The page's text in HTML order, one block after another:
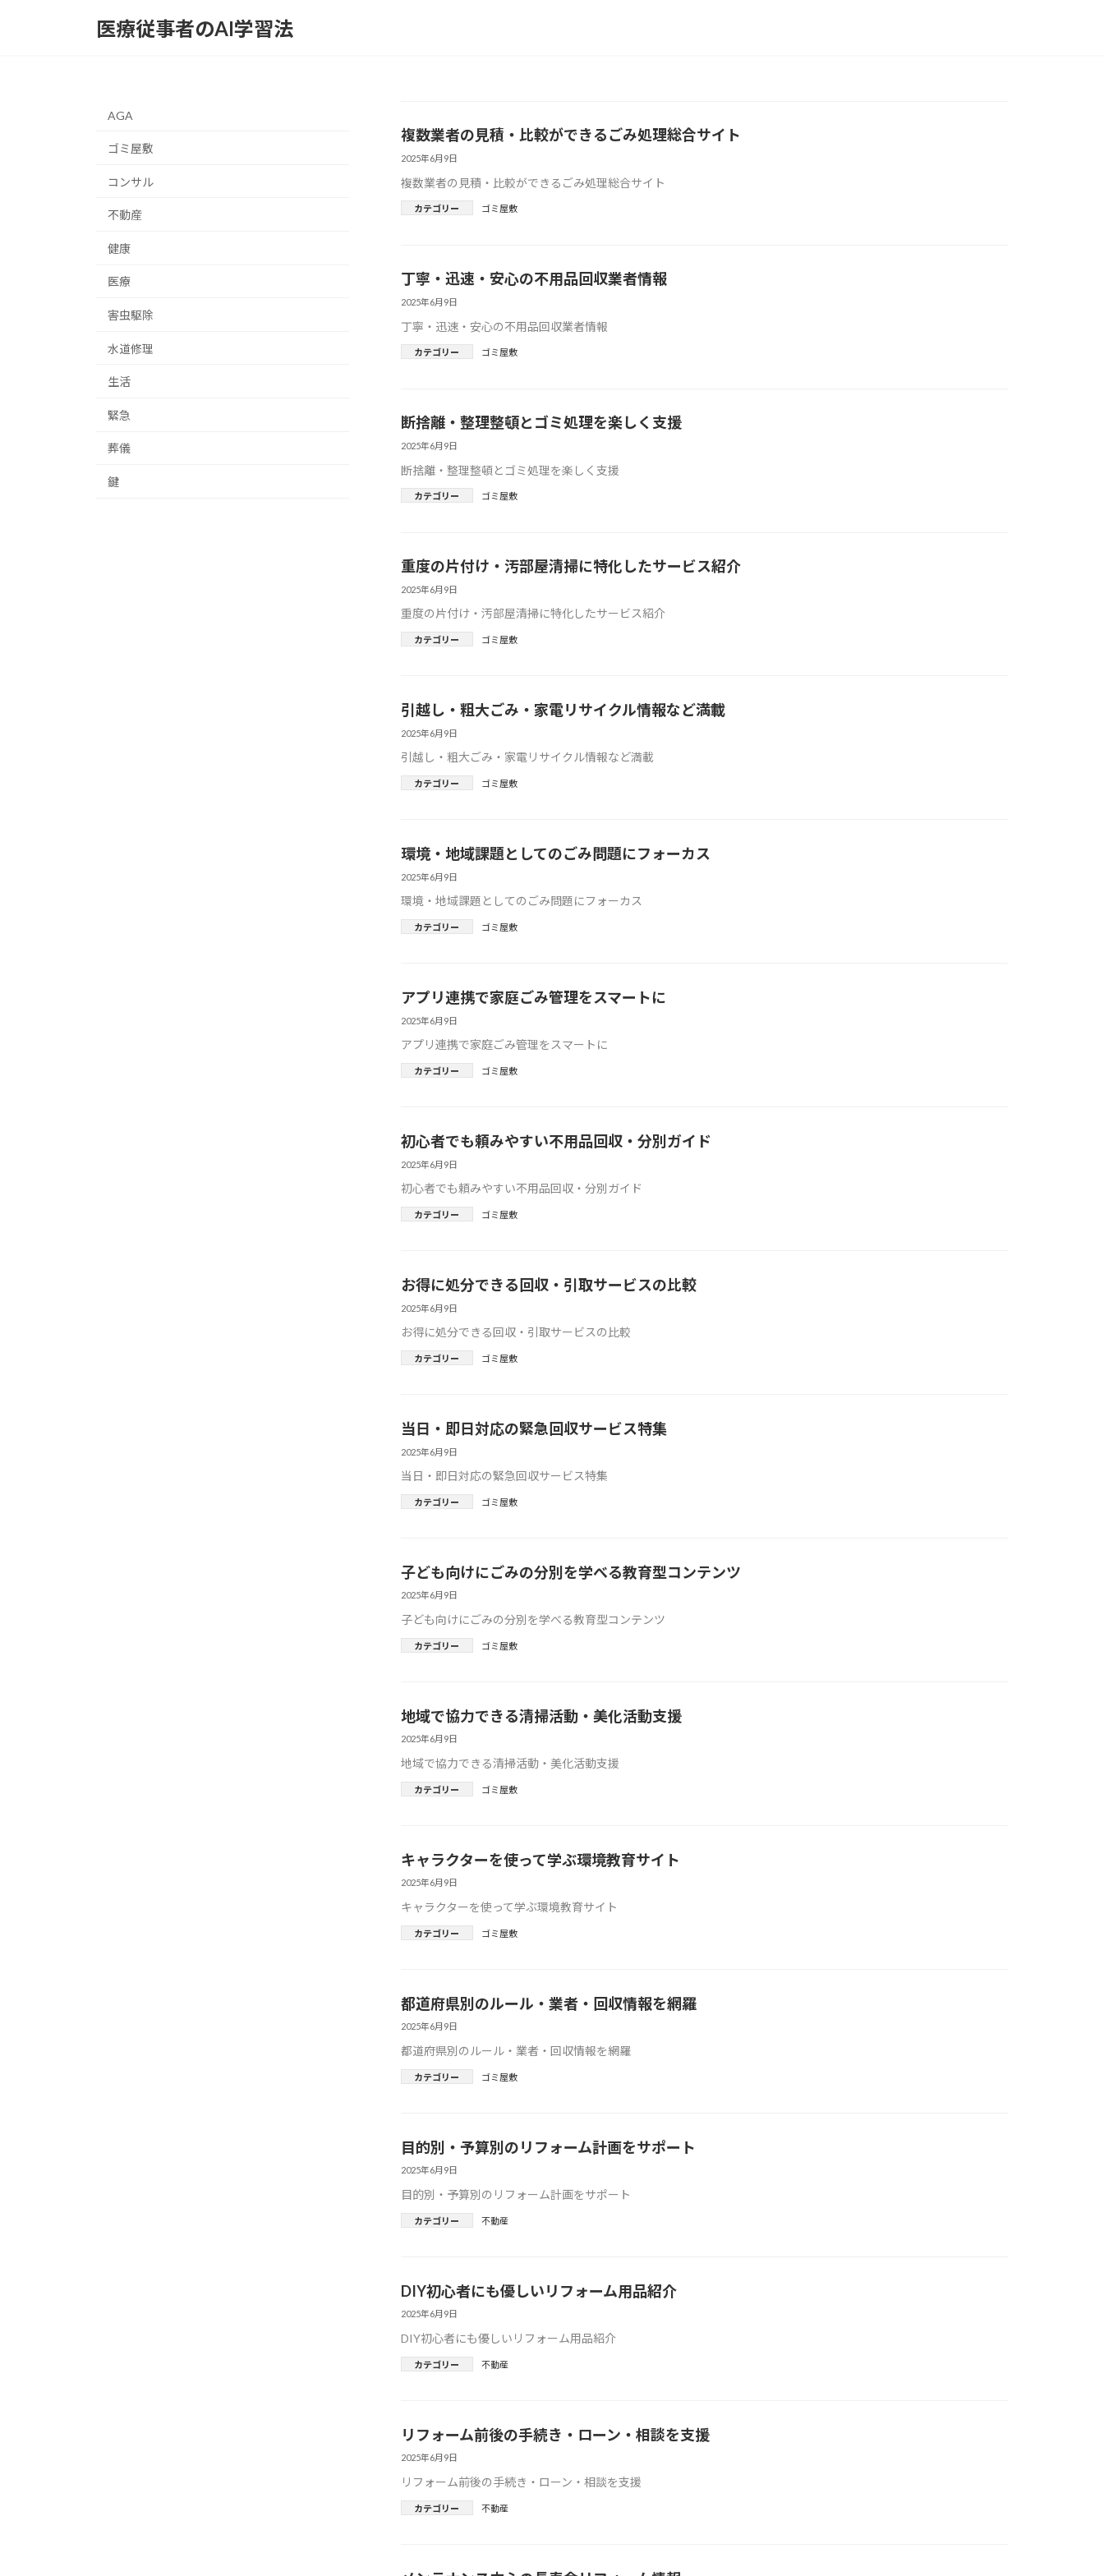
医療従事者のAI学習法
複数業者の見積・比較ができるごみ処理総合サイト
2025年6月9日
複数業者の見積・比較ができるごみ処理総合サイト
カテゴリー ゴミ屋敷
丁寧・迅速・安心の不用品回収業者情報
2025年6月9日
丁寧・迅速・安心の不用品回収業者情報
カテゴリー ゴミ屋敷
断捨離・整理整頓とゴミ処理を楽しく支援
2025年6月9日
断捨離・整理整頓とゴミ処理を楽しく支援
カテゴリー ゴミ屋敷
重度の片付け・汚部屋清掃に特化したサービス紹介
2025年6月9日
重度の片付け・汚部屋清掃に特化したサービス紹介
カテゴリー ゴミ屋敷
引越し・粗大ごみ・家電リサイクル情報など満載
2025年6月9日
引越し・粗大ごみ・家電リサイクル情報など満載
カテゴリー ゴミ屋敷
環境・地域課題としてのごみ問題にフォーカス
2025年6月9日
環境・地域課題としてのごみ問題にフォーカス
カテゴリー ゴミ屋敷
アプリ連携で家庭ごみ管理をスマートに
2025年6月9日
アプリ連携で家庭ごみ管理をスマートに
カテゴリー ゴミ屋敷
初心者でも頼みやすい不用品回収・分別ガイド
2025年6月9日
初心者でも頼みやすい不用品回収・分別ガイド
カテゴリー ゴミ屋敷
お得に処分できる回収・引取サービスの比較
2025年6月9日
お得に処分できる回収・引取サービスの比較
カテゴリー ゴミ屋敷
当日・即日対応の緊急回収サービス特集
2025年6月9日
当日・即日対応の緊急回収サービス特集
カテゴリー ゴミ屋敷
子ども向けにごみの分別を学べる教育型コンテンツ
2025年6月9日
子ども向けにごみの分別を学べる教育型コンテンツ
カテゴリー ゴミ屋敷
地域で協力できる清掃活動・美化活動支援
2025年6月9日
地域で協力できる清掃活動・美化活動支援
カテゴリー ゴミ屋敷
キャラクターを使って学ぶ環境教育サイト
2025年6月9日
キャラクターを使って学ぶ環境教育サイト
カテゴリー ゴミ屋敷
都道府県別のルール・業者・回収情報を網羅
2025年6月9日
都道府県別のルール・業者・回収情報を網羅
カテゴリー ゴミ屋敷
目的別・予算別のリフォーム計画をサポート
2025年6月9日
目的別・予算別のリフォーム計画をサポート
カテゴリー 不動産
DIY初心者にも優しいリフォーム用品紹介
2025年6月9日
DIY初心者にも優しいリフォーム用品紹介
カテゴリー 不動産
リフォーム前後の手続き・ローン・相談を支援
2025年6月9日
リフォーム前後の手続き・ローン・相談を支援
カテゴリー 不動産
AGA
ゴミ屋敷
コンサル
不動産
健康
医療
害虫駆除
水道修理
生活
緊急
葬儀
鍵